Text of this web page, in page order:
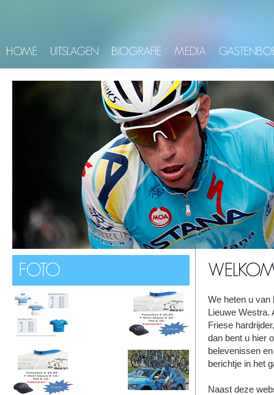
We heten u van
Lieuwe Westra.
Friese
dan bent u hier
belevenissen
berichtje in het
Naast deze